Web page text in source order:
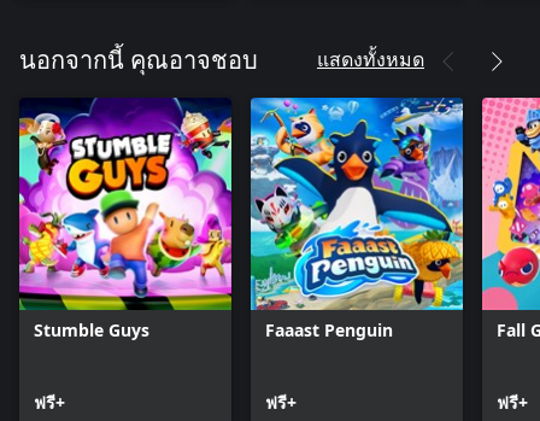
นอกจากนี้ คุณอาจชอบ แสดงทั้งหมด
Stumble Guys
ฟรี+
Faaast Penguin
ฟรี+
Fall
ฟรี+